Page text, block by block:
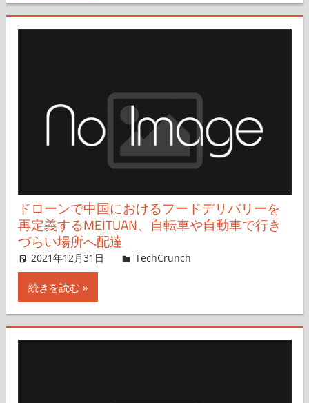
ドローンで中国におけるフードデリバリーを
再定義するMEITUAN、自転車や自動車で行き
づらい場所へ配達
2021年12月31日 Rita Liao,Nariko Mizoguchi
TechCrunch
続きを読む